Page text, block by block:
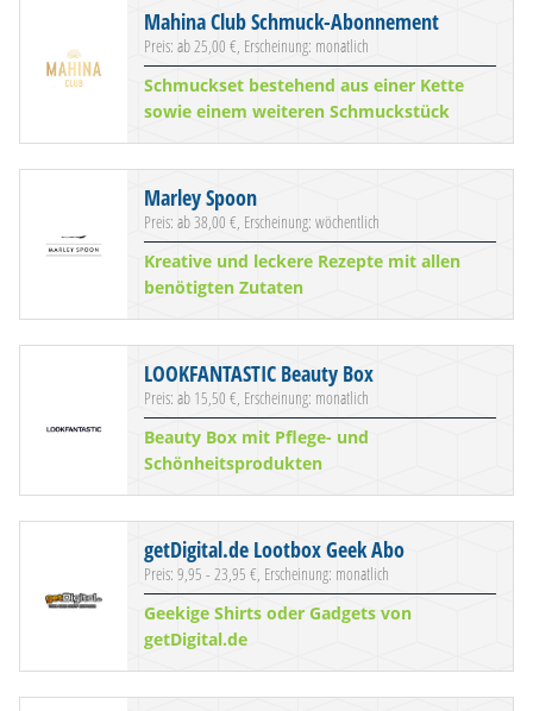
Mahina Club Schmuck-Abonnement
Preis: ab 25,00 €, Erscheinung: monatlich
Schmuckset bestehend aus einer Kette
sowie einem weiteren Schmuckstück
Marley Spoon
Preis: ab 38,00 €, Erscheinung: wöchentlich
Kreative und leckere Rezepte mit allen
benötigten Zutaten
LOOKFANTASTIC Beauty Box
Preis: ab 15,50 €, Erscheinung: monatlich
Beauty Box mit Pflege- und
Schönheitsprodukten
getDigital.de Lootbox Geek Abo
Preis: 9,95 - 23,95 €, Erscheinung: monatlich
Geekige Shirts oder Gadgets von
getDigital.de